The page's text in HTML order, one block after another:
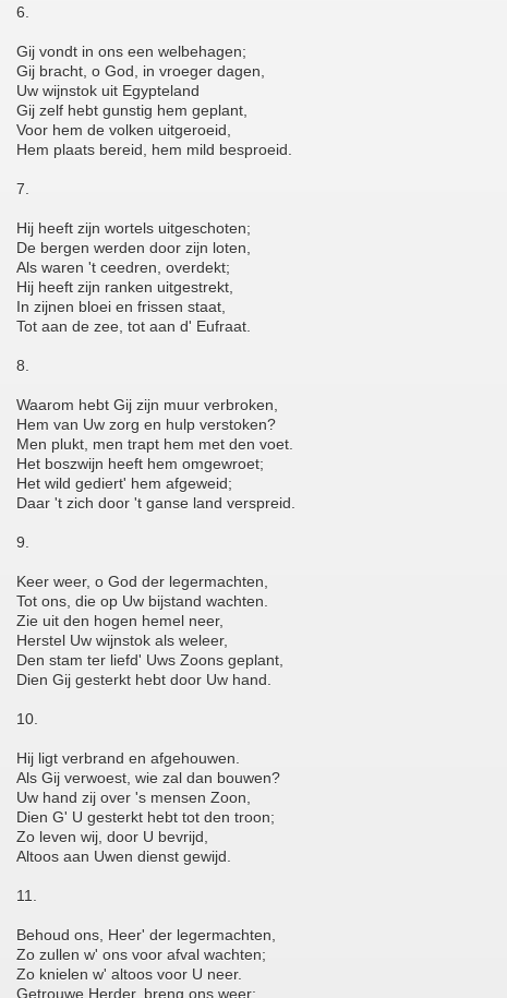
6.
Gij vondt in ons een welbehagen;
Gij bracht, o God, in vroeger dagen,
Uw wijnstok uit Egypteland
Gij zelf hebt gunstig hem geplant,
Voor hem de volken uitgeroeid,
Hem plaats bereid, hem mild besproeid.
7.
Hij heeft zijn wortels uitgeschoten;
De bergen werden door zijn loten,
Als waren 't ceedren, overdekt;
Hij heeft zijn ranken uitgestrekt,
In zijnen bloei en frissen staat,
Tot aan de zee, tot aan d' Eufraat.
8.
Waarom hebt Gij zijn muur verbroken,
Hem van Uw zorg en hulp verstoken?
Men plukt, men trapt hem met den voet.
Het boszwijn heeft hem omgewroet;
Het wild gediert' hem afgeweid;
Daar 't zich door 't ganse land verspreid.
9.
Keer weer, o God der legermachten,
Tot ons, die op Uw bijstand wachten.
Zie uit den hogen hemel neer,
Herstel Uw wijnstok als weleer,
Den stam ter liefd' Uws Zoons geplant,
Dien Gij gesterkt hebt door Uw hand.
10.
Hij ligt verbrand en afgehouwen.
Als Gij verwoest, wie zal dan bouwen?
Uw hand zij over 's mensen Zoon,
Dien G' U gesterkt hebt tot den troon;
Zo leven wij, door U bevrijd,
Altoos aan Uwen dienst gewijd.
11.
Behoud ons, Heer' der legermachten,
Zo zullen w' ons voor afval wachten;
Zo knielen w' altoos voor U neer.
Getrouwe Herder, breng ons weer;